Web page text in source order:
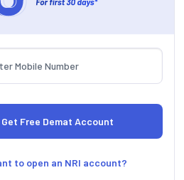
to open an NRI account?